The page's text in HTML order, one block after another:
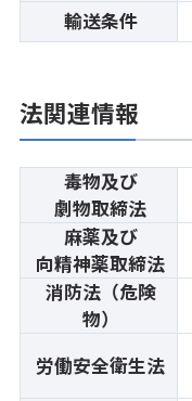
輸送条件
法関連情報
毒物及び
劇物取締法
麻薬及び
向精神薬取締法
消防法（危険
物）
労働安全衛生法